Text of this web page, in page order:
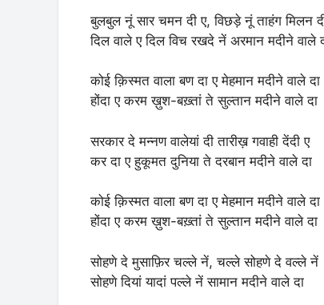
बुलबुल नूं सार चमन दी ए, विछड़े नूं ताहंग मिलन
दिल वाले ए दिल विच रखदे नें अरमान मदीने वाले
कोई क़िस्मत वाला बण दा ए मेहमान मदीने वाले दा
होंदा ए करम ख़ुश-बख़्तां ते सुल्तान मदीने वाले दा
सरकार दे मन्नण वालेयां दी तारीख़ गवाही देंदी ए
कर दा ए हुकूमत दुनिया ते दरबान मदीने वाले दा
कोई क़िस्मत वाला बण दा ए मेहमान मदीने वाले दा
होंदा ए करम ख़ुश-बख़्तां ते सुल्तान मदीने वाले दा
सोहणे दे मुसाफ़िर चल्ले नें, चल्ले सोहणे दे वल्ले नें
सोहणे दियां यादां पल्ले नें सामान मदीने वाले दा